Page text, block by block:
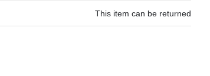
This item can be returned